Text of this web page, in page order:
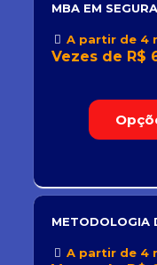
MBA EM
A partir de 4
Vezes de R$
METODOLOGIA
A partir de 4